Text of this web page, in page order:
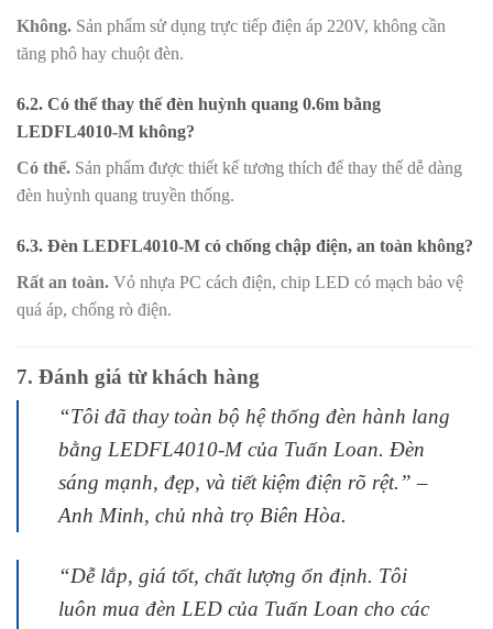
Không. Sản phẩm sử dụng trực tiếp điện áp 220V, không cần
tăng phô hay chuột đèn.
6.2. Có thể thay thế đèn huỳnh quang 0.6m bằng
LEDFL4010-M không?
Có thể. Sản phẩm được thiết kế tương thích để thay thế dễ dàng
đèn huỳnh quang truyền thống.
6.3. Đèn LEDFL4010-M có chống chập điện, an toàn không?
Rất an toàn. Vỏ nhựa PC cách điện, chip LED có mạch bảo vệ
quá áp, chống rò điện.
7. Đánh giá từ khách hàng
“Tôi đã thay toàn bộ hệ thống đèn hành lang
bằng LEDFL4010-M của Tuấn Loan. Đèn
sáng mạnh, đẹp, và tiết kiệm điện rõ rệt.” –
Anh Minh, chủ nhà trọ Biên Hòa.
“Dễ lắp, giá tốt, chất lượng ổn định. Tôi
luôn mua đèn LED của Tuấn Loan cho các